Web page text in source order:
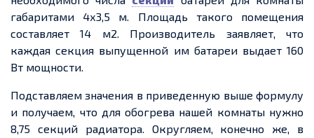
габаритами 4х3,5 м. Площадь такого помещения
составляет 14 м2. Производитель заявляет, что
каждая секция выпущенной им батареи выдает 160
Вт мощности.
Подставляем значения в приведенную выше формулу
и получаем, что для обогрева нашей комнаты нужно
8,75 секций радиатора. Округляем, конечно же, в